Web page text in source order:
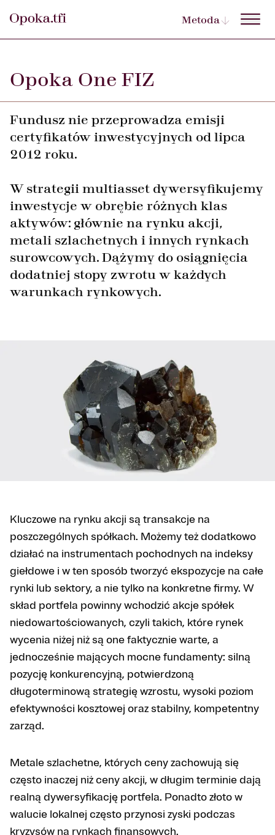
Metoda↓
Opoka One FIZ
Fundusz nie przeprowadza emisji
certyfikatów inwestycyjnych od lipca
2012 roku.
W strategii multiasset dywersyfikujemy
inwestycje w obrębie różnych klas
aktywów: głównie na rynku akcji,
metali szlachetnych i innych rynkach
surowcowych. Dążymy do osiągnięcia
dodatniej stopy zwrotu w każdych
warunkach rynkowych.
Kluczowe na rynku akcji są transakcje na
poszczególnych spółkach. Możemy też dodatkowo
działać na instrumentach pochodnych na indeksy
giełdowe i w ten sposób tworzyć ekspozycje na całe
rynki lub sektory, a nie tylko na konkretne firmy. W
skład portfela powinny wchodzić akcje spółek
niedowartościowanych, czyli takich, które rynek
wycenia niżej niż są one faktycznie warte, a
jednocześnie mających mocne fundamenty: silną
pozycję konkurencyjną, potwierdzoną
długoterminową strategię wzrostu, wysoki poziom
efektywności kosztowej oraz stabilny, kompetentny
zarząd.
Metale szlachetne, których ceny zachowują się
często inaczej niż ceny akcji, w długim terminie dają
realną dywersyfikację portfela. Ponadto złoto w
walucie lokalnej często przynosi zyski podczas
kryzysów na rynkach finansowych.